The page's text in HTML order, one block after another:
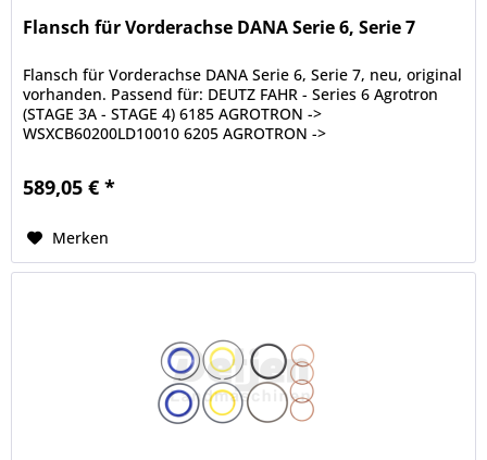
Flansch für Vorderachse DANA Serie 6, Serie 7
Flansch für Vorderachse DANA Serie 6, Serie 7, neu, original
vorhanden. Passend für: DEUTZ FAHR - Series 6 Agrotron
(STAGE 3A - STAGE 4) 6185 AGROTRON ->
WSXCB60200LD10010 6205 AGROTRON ->
589,05 € *
Merken